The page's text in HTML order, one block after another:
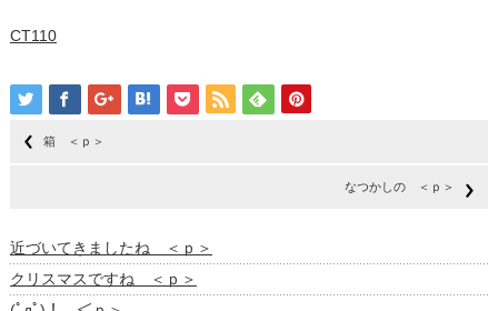
CT110
箱 ＜ｐ＞
なつかしの ＜ｐ＞
近づいてきましたね ＜ｐ＞
クリスマスですね ＜ｐ＞